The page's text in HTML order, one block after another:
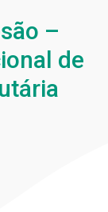
–
de